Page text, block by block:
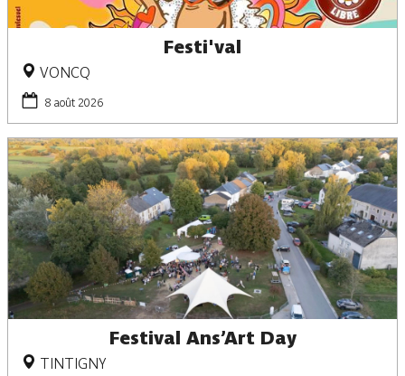
Festi'val
VONCQ
8 août 2026
Festival Ans’Art Day
TINTIGNY